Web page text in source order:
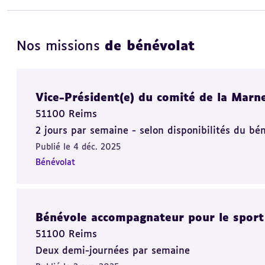
Nos missions de bénévolat
Vice-Président(e) du comité de la
51100 Reims
2 jours par semaine - selon disponibilités du
Publié le 4 déc. 2025
Bénévolat
Bénévole accompagnateur pour le sport
51100 Reims
Deux demi-journées par semaine